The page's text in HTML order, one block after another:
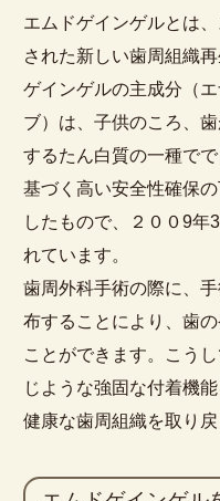
エムドゲインゲルとは
された新しい歯周組織
ゲインゲルの主成分（
ブ）は、子供のころ、
するたん白質の一種で
基づく高い安全性確保
したもので、２００9年
れています。
歯周外科手術の際に、
布することにより、歯
ことができます。こう
じような強固な付着機
健康な歯周組織を取り戻